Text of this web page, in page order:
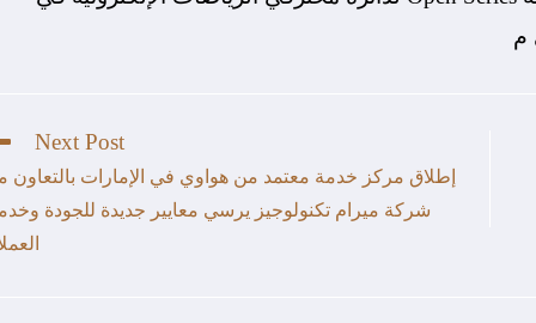
Next Post
إطلاق مركز خدمة معتمد من هواوي في الإمارات بالتعاون
شركة ميرام تكنولوجيز يرسي معايير جديدة للجودة